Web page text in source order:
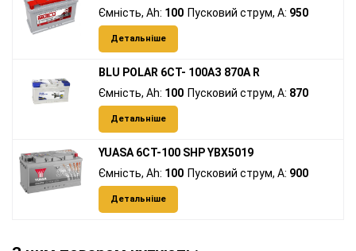
Ємність, Ah: 100 Пусковий струм, A: 950
Детальніше
BLU POLAR 6СТ- 100АЗ 870А R
Ємність, Ah: 100 Пусковий струм, A: 870
Детальніше
YUASA 6СТ-100 SHP YBX5019
Ємність, Ah: 100 Пусковий струм, A: 900
Детальніше